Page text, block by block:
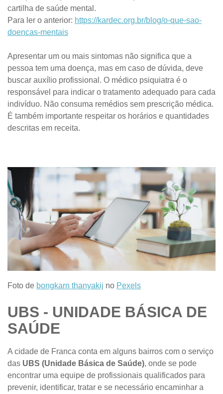
cartilha de saúde mental.
Para ler o anterior: https://kardec.org.br/blog/o-que-sao-
doencas-mentais
Apresentar um ou mais sintomas não significa que a
pessoa tem uma doença, mas em caso de dúvida, deve
buscar auxílio profissional. O médico psiquiatra é o
responsável para indicar o tratamento adequado para cada
indivíduo. Não consuma remédios sem prescrição médica.
É também importante respeitar os horários e quantidades
descritas em receita.
Foto de bongkarn thanyakij no Pexels
UBS - UNIDADE BÁSICA DE
SAÚDE
A cidade de Franca conta em alguns bairros com o serviço
das UBS (Unidade Básica de Saúde), onde se pode
encontrar uma equipe de profissionais qualificados para
prevenir, identificar, tratar e se necessário encaminhar a